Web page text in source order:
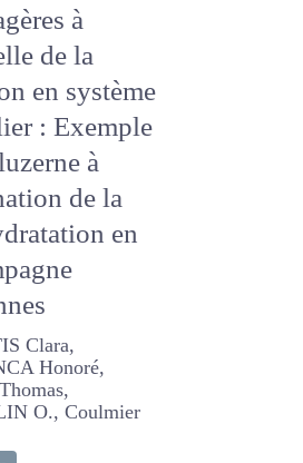
à
de la
en
céréalier :
de la
à
de la
en
Clara, LABANCA
Herbin Thomas,
O., Coulmier